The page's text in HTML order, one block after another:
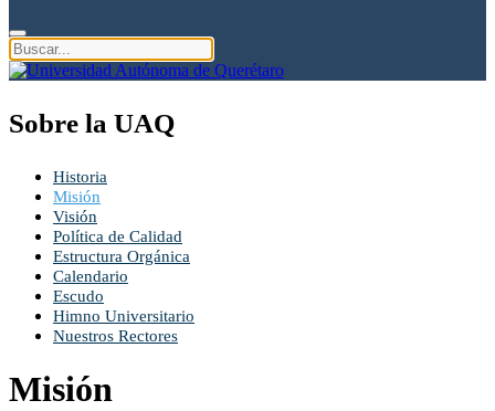
Sobre la UAQ
Historia
Misión
Visión
Política de Calidad
Estructura Orgánica
Calendario
Escudo
Himno Universitario
Nuestros Rectores
Misión